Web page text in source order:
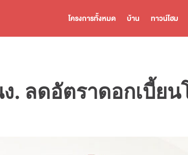
โครงการทั้งหมด บ้าน ทาวน์โฮม
ลดอัตราดอกเบี้ยน